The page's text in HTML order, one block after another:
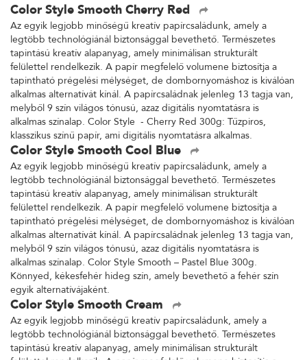
Color Style Smooth Cherry Red
Az egyik legjobb minőségű kreatív papírcsaládunk, amely a
legtöbb technológiánál biztonsággal bevethető. Természetes
tapintású kreatív alapanyag, amely minimálisan strukturált
felülettel rendelkezik. A papír megfelelő volumene biztosítja a
tapintható prégelési mélységet, de dombornyomáshoz is kiválóan
alkalmas alternatívát kínál. A papírcsaládnak jelenleg 13 tagja van,
melyből 9 szín világos tónusú, azaz digitális nyomtatásra is
alkalmas színalap. Color Style - Cherry Red 300g: Tűzpiros,
klasszikus színű papír, ami digitális nyomtatásra alkalmas.
Color Style Smooth Cool Blue
Az egyik legjobb minőségű kreatív papírcsaládunk, amely a
legtöbb technológiánál biztonsággal bevethető. Természetes
tapintású kreatív alapanyag, amely minimálisan strukturált
felülettel rendelkezik. A papír megfelelő volumene biztosítja a
tapintható prégelési mélységet, de dombornyomáshoz is kiválóan
alkalmas alternatívát kínál. A papírcsaládnak jelenleg 13 tagja van,
melyből 9 szín világos tónusú, azaz digitális nyomtatásra is
alkalmas színalap. Color Style Smooth – Pastel Blue 300g.
Könnyed, kékesfehér hideg szín, amely bevethető a fehér szín
egyik alternatívájaként.
Color Style Smooth Cream
Az egyik legjobb minőségű kreatív papírcsaládunk, amely a
legtöbb technológiánál biztonsággal bevethető. Természetes
tapintású kreatív alapanyag, amely minimálisan strukturált